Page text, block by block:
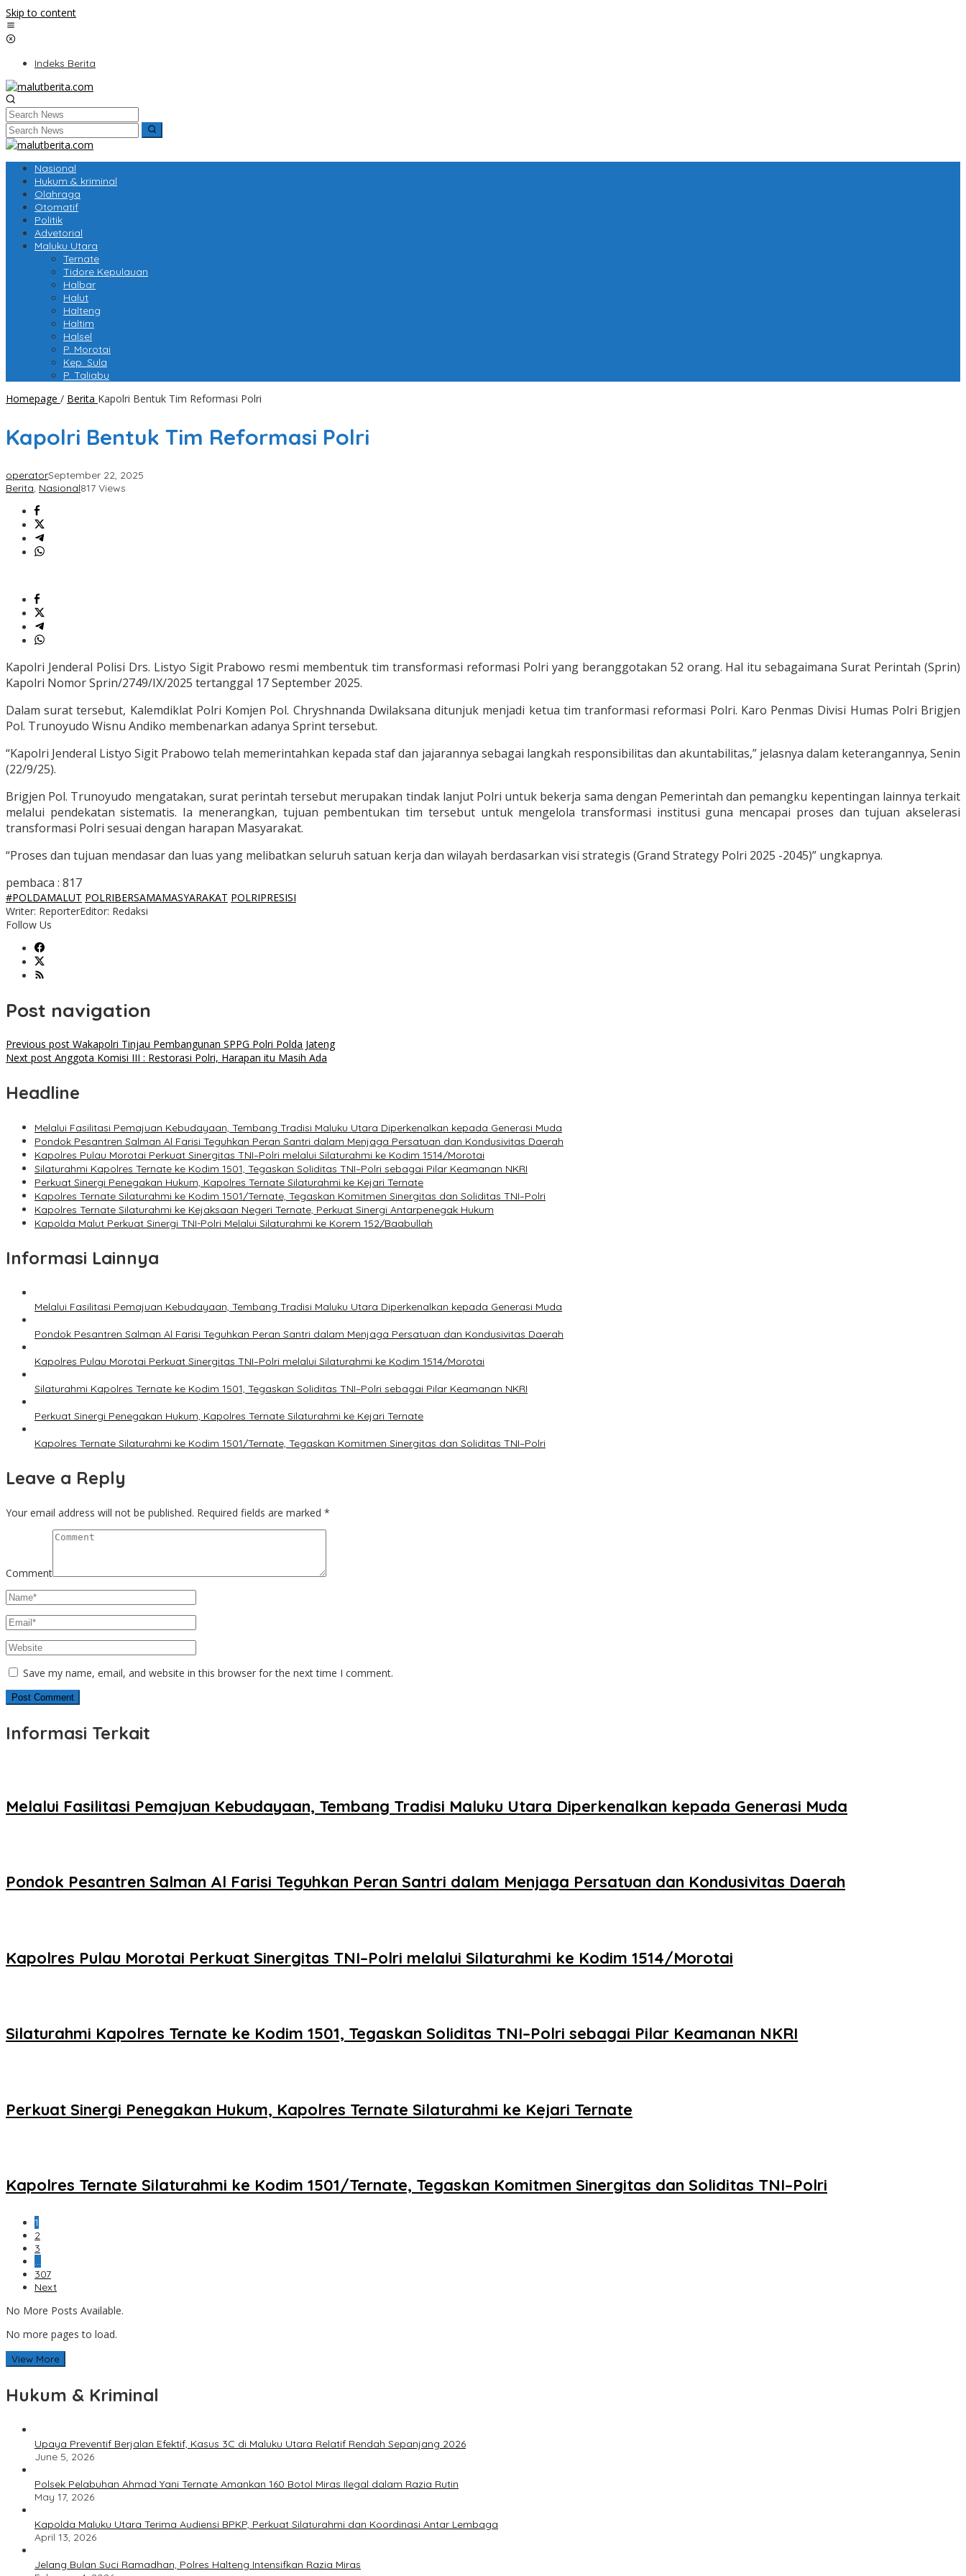
Skip to content
Indeks Berita
Nasional
Hukum & kriminal
Olahraga
Otomatif
Politik
Advetorial
Maluku Utara
Ternate
Tidore Kepulauan
Halbar
Halut
Halteng
Haltim
Halsel
P. Morotai
Kep. Sula
P. Taliabu
Homepage / Berita Kapolri Bentuk Tim Reformasi Polri
Kapolri Bentuk Tim Reformasi Polri
operatorSeptember 22, 2025
Berita, Nasional817 Views
Kapolri Jenderal Polisi Drs. Listyo Sigit Prabowo resmi membentuk tim transformasi reformasi Polri yang beranggotakan 52 orang. Hal itu sebagaimana Surat Perintah (Sprin)
Kapolri Nomor Sprin/2749/IX/2025 tertanggal 17 September 2025.
Dalam surat tersebut, Kalemdiklat Polri Komjen Pol. Chryshnanda Dwilaksana ditunjuk menjadi ketua tim tranformasi reformasi Polri. Karo Penmas Divisi Humas Polri Brigjen
Pol. Trunoyudo Wisnu Andiko membenarkan adanya Sprint tersebut.
“Kapolri Jenderal Listyo Sigit Prabowo telah memerintahkan kepada staf dan jajarannya sebagai langkah responsibilitas dan akuntabilitas,” jelasnya dalam keterangannya, Senin
(22/9/25).
Brigjen Pol. Trunoyudo mengatakan, surat perintah tersebut merupakan tindak lanjut Polri untuk bekerja sama dengan Pemerintah dan pemangku kepentingan lainnya terkait
melalui pendekatan sistematis. Ia menerangkan, tujuan pembentukan tim tersebut untuk mengelola transformasi institusi guna mencapai proses dan tujuan akselerasi
transformasi Polri sesuai dengan harapan Masyarakat.
“Proses dan tujuan mendasar dan luas yang melibatkan seluruh satuan kerja dan wilayah berdasarkan visi strategis (Grand Strategy Polri 2025 -2045)” ungkapnya.
pembaca : 817
#POLDAMALUT POLRIBERSAMAMASYARAKAT POLRIPRESISI
Writer: ReporterEditor: Redaksi
Follow Us
Post navigation
Previous post Wakapolri Tinjau Pembangunan SPPG Polri Polda Jateng
Next post Anggota Komisi III : Restorasi Polri, Harapan itu Masih Ada
Headline
Melalui Fasilitasi Pemajuan Kebudayaan, Tembang Tradisi Maluku Utara Diperkenalkan kepada Generasi Muda
Pondok Pesantren Salman Al Farisi Teguhkan Peran Santri dalam Menjaga Persatuan dan Kondusivitas Daerah
Kapolres Pulau Morotai Perkuat Sinergitas TNI–Polri melalui Silaturahmi ke Kodim 1514/Morotai
Silaturahmi Kapolres Ternate ke Kodim 1501, Tegaskan Soliditas TNI–Polri sebagai Pilar Keamanan NKRI
Perkuat Sinergi Penegakan Hukum, Kapolres Ternate Silaturahmi ke Kejari Ternate
Kapolres Ternate Silaturahmi ke Kodim 1501/Ternate, Tegaskan Komitmen Sinergitas dan Soliditas TNI–Polri
Kapolres Ternate Silaturahmi ke Kejaksaan Negeri Ternate, Perkuat Sinergi Antarpenegak Hukum
Kapolda Malut Perkuat Sinergi TNI-Polri Melalui Silaturahmi ke Korem 152/Baabullah
Informasi Lainnya
Melalui Fasilitasi Pemajuan Kebudayaan, Tembang Tradisi Maluku Utara Diperkenalkan kepada Generasi Muda
Pondok Pesantren Salman Al Farisi Teguhkan Peran Santri dalam Menjaga Persatuan dan Kondusivitas Daerah
Kapolres Pulau Morotai Perkuat Sinergitas TNI–Polri melalui Silaturahmi ke Kodim 1514/Morotai
Silaturahmi Kapolres Ternate ke Kodim 1501, Tegaskan Soliditas TNI–Polri sebagai Pilar Keamanan NKRI
Perkuat Sinergi Penegakan Hukum, Kapolres Ternate Silaturahmi ke Kejari Ternate
Kapolres Ternate Silaturahmi ke Kodim 1501/Ternate, Tegaskan Komitmen Sinergitas dan Soliditas TNI–Polri
Leave a Reply
Your email address will not be published. Required fields are marked *
Comment
Save my name, email, and website in this browser for the next time I comment.
Informasi Terkait
Melalui Fasilitasi Pemajuan Kebudayaan, Tembang Tradisi Maluku Utara Diperkenalkan kepada Generasi Muda
Pondok Pesantren Salman Al Farisi Teguhkan Peran Santri dalam Menjaga Persatuan dan Kondusivitas Daerah
Kapolres Pulau Morotai Perkuat Sinergitas TNI–Polri melalui Silaturahmi ke Kodim 1514/Morotai
Silaturahmi Kapolres Ternate ke Kodim 1501, Tegaskan Soliditas TNI–Polri sebagai Pilar Keamanan NKRI
Perkuat Sinergi Penegakan Hukum, Kapolres Ternate Silaturahmi ke Kejari Ternate
Kapolres Ternate Silaturahmi ke Kodim 1501/Ternate, Tegaskan Komitmen Sinergitas dan Soliditas TNI–Polri
1
2
3
…
307
Next
No More Posts Available.
No more pages to load.
View More
Hukum & Kriminal
Upaya Preventif Berjalan Efektif, Kasus 3C di Maluku Utara Relatif Rendah Sepanjang 2026
June 5, 2026
Polsek Pelabuhan Ahmad Yani Ternate Amankan 160 Botol Miras Ilegal dalam Razia Rutin
May 17, 2026
Kapolda Maluku Utara Terima Audiensi BPKP, Perkuat Silaturahmi dan Koordinasi Antar Lembaga
April 13, 2026
Jelang Bulan Suci Ramadhan, Polres Halteng Intensifkan Razia Miras